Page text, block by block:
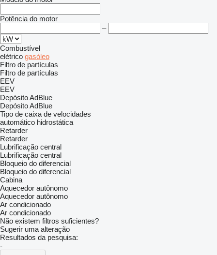
Potência do motor
–
Combustível
elétrico gasóleo
Filtro de partículas
Filtro de partículas
EEV
EEV
Depósito AdBlue
Depósito AdBlue
Tipo de caixa de velocidades
automático hidrostática
Retarder
Retarder
Lubrificação central
Lubrificação central
Bloqueio do diferencial
Bloqueio do diferencial
Cabina
Aquecedor autônomo
Aquecedor autônomo
Ar condicionado
Ar condicionado
Não existem filtros suficientes?
Sugerir uma alteração
Resultados da pesquisa:
-